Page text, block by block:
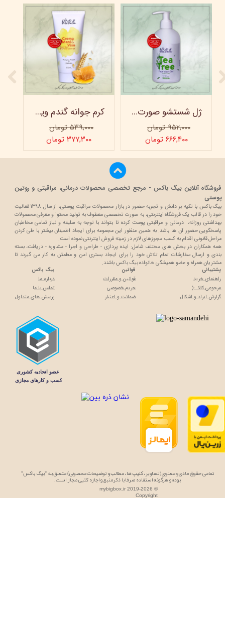
کرم جوانه گندم ویتابلا - تیوپی 60 میلی‌ لیتر
۵۳۹,۰۰۰ تومان
۳۷۷,۳۰۰ تومان
ژل شستشو صورت ویتابلا - 300 میلی لیتر
۹۵۲,۰۰۰ تومان
۶۶۶,۴۰۰ تومان
پشتیبانی
راهنمای خرید
مرجوعی کالا :(
گزارش ایراد و اشکال
قوانین
قوانین و مقررات
حریم خصوصی
ضمانت و اعتبار
تمامی حقوق مادی و معنوی (تصاویر، کلیپ ها، مطالب و توضیحات محصولی) متعلق به "بیگ باکس"
بوده و هرگونه استفاده صرفا با ذکر منبع و اجازه کتبی مجاز است.
بیگ باکس
درباره ما
تماس با ما
پرسش های متداول
فروشگاه آنلاین بیگ باکس - مرجع تخصصی محصولات درمانی، مراقبتی و روتین
پوستی
بیگ باکس با تکیه بر دانش و تجربه حضور در بازار محصولات مراقبت پوستی، از سال 1398 فعالیت
خود را در قالب یک فروشگاه اینترنتی، به صورت تخصصی معطوف به تولید محتوا و معرفی محصولات
بهداشتی روزانه، درمانی و مراقبتی پوست کرده تا بتواند با توجه به سلیقه و نیاز تمامی مخاطبان
پاسخگویی حضور آن ها باشد. به همین منظور این مجموعه برای ایجاد اطمینان بیشتر با طی کردن
مراحل قانونی اقدام به کسب مجوزهای لازم در زمینه فروش اینترنتی نموده است.
همه همکاران در بخش های مختلف شامل: ایده پردازی - طراحی و اجرا - مشاوره - دریافت، بسته
بندی و ارسال سفارشات تمام تلاش خود را برای ایجاد بستری امن و مطمئن به کار می گیرند تا
مشتریان همراه و عضو همیشگی خانواده بیگ باکس باشند.
mybigbox.ir 2019-2026 ©
Copyright